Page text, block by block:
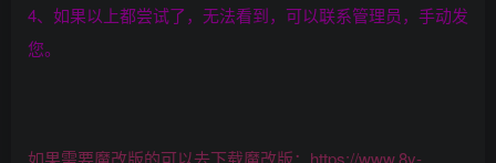
4、如果以上都尝试了，无法看到，可以联系管理员，手动发
您。